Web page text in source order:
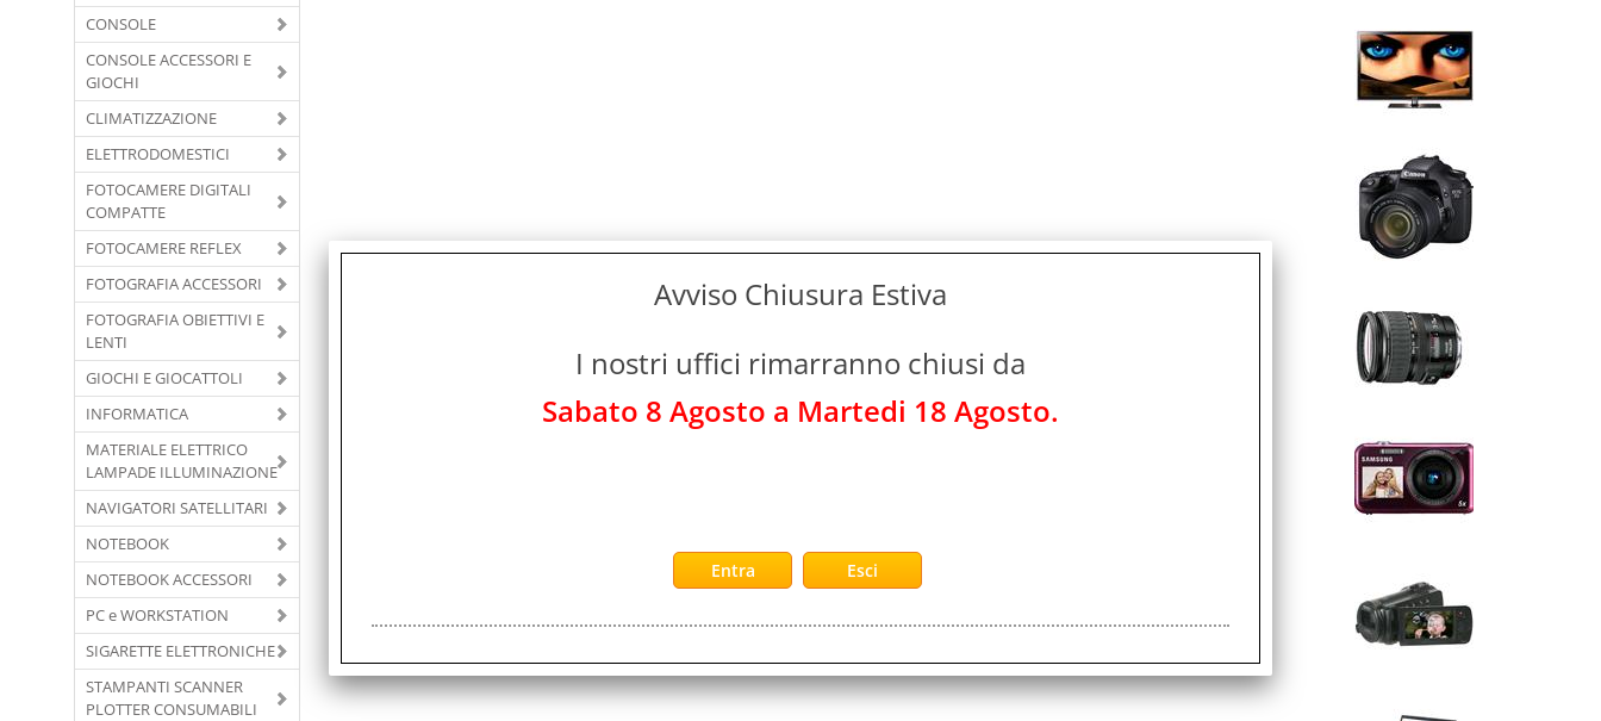
CONSOLE
CONSOLE ACCESSORI E
GIOCHI
CLIMATIZZAZIONE
ELETTRODOMESTICI
FOTOCAMERE DIGITALI
COMPATTE
FOTOCAMERE REFLEX
FOTOGRAFIA ACCESSORI
FOTOGRAFIA OBIETTIVI E
LENTI
GIOCHI E GIOCATTOLI
INFORMATICA
MATERIALE ELETTRICO
LAMPADE ILLUMINAZIONE
NAVIGATORI SATELLITARI
NOTEBOOK
NOTEBOOK ACCESSORI
PC e WORKSTATION
SIGARETTE ELETTRONICHE
STAMPANTI SCANNER
PLOTTER CONSUMABILI
Avviso Chiusura Estiva
I nostri uffici rimarranno chiusi da
Sabato 8 Agosto a Martedi 18 Agosto.